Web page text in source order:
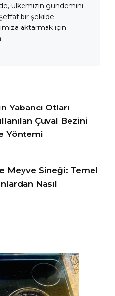
ülkemizin gündemini
bir şekilde
aktarmak için
Yabancı Otları
Çuval Bezini
Yöntemi
Meyve Sineği: Temel
Nasıl